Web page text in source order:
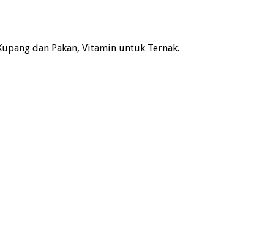
dan Pakan, Vitamin untuk Ternak.